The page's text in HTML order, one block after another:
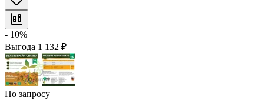
- 10%
Выгода 1 132 ₽
По запросу